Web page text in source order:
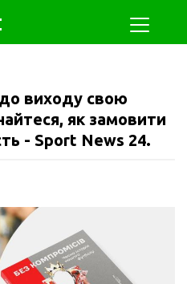
виходу свою
як замовити
- Sport News 24.